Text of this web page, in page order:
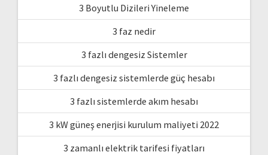
3 Boyutlu Dizileri Yineleme
3 faz nedir
3 fazlı dengesiz Sistemler
3 fazlı dengesiz sistemlerde güç hesabı
3 fazlı sistemlerde akım hesabı
3 kW güneş enerjisi kurulum maliyeti 2022
3 zamanlı elektrik tarifesi fiyatları